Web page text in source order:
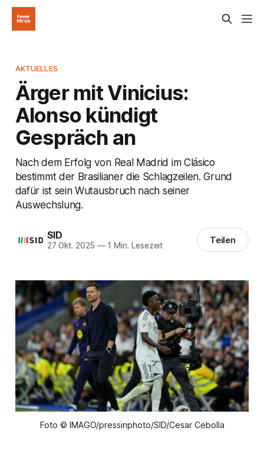
AKTUELLES
Ärger mit Vinicius:
Alonso kündigt
Gespräch an
Nach dem Erfolg von Real Madrid im Clásico
bestimmt der Brasilianer die Schlagzeilen. Grund
dafür ist sein Wutausbruch nach seiner
Auswechslung.
SID
27 Okt. 2025 —1 Min. Lesezeit Teilen
Foto © IMAGO/pressinphoto/SID/Cesar Cebolla